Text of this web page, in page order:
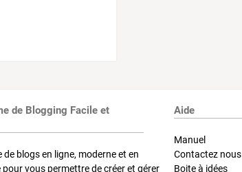
de Blogging Facile et
blogs en ligne, moderne et en
vous permettre de créer et gérer
Aide
Manuel
Contactez nous
Boite à idées